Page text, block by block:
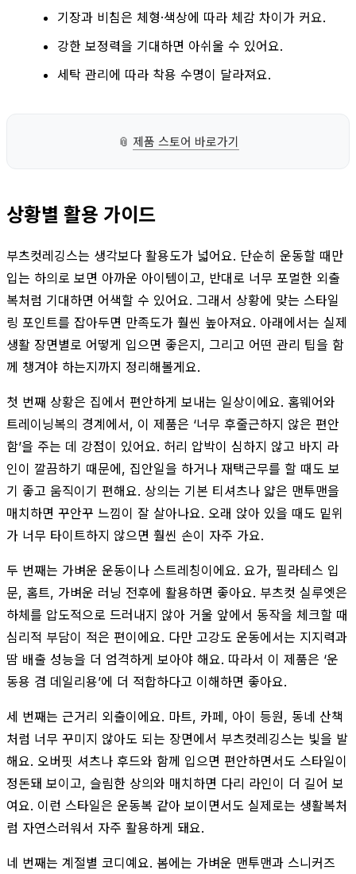
기장과 비침은 체형·색상에 따라 체감 차이가 커요.
강한 보정력을 기대하면 아쉬울 수 있어요.
세탁 관리에 따라 착용 수명이 달라져요.
📎 제품 스토어 바로가기
상황별 활용 가이드
부츠컷레깅스는 생각보다 활용도가 넓어요. 단순히 운동할 때만
입는 하의로 보면 아까운 아이템이고, 반대로 너무 포멀한 외출
복처럼 기대하면 어색할 수 있어요. 그래서 상황에 맞는 스타일
링 포인트를 잡아두면 만족도가 훨씬 높아져요. 아래에서는 실제
생활 장면별로 어떻게 입으면 좋은지, 그리고 어떤 관리 팁을 함
께 챙겨야 하는지까지 정리해볼게요.
첫 번째 상황은 집에서 편안하게 보내는 일상이에요. 홈웨어와
트레이닝복의 경계에서, 이 제품은 ‘너무 후줄근하지 않은 편안
함’을 주는 데 강점이 있어요. 허리 압박이 심하지 않고 바지 라
인이 깔끔하기 때문에, 집안일을 하거나 재택근무를 할 때도 보
기 좋고 움직이기 편해요. 상의는 기본 티셔츠나 얇은 맨투맨을
매치하면 꾸안꾸 느낌이 잘 살아나요. 오래 앉아 있을 때도 밑위
가 너무 타이트하지 않으면 훨씬 손이 자주 가요.
두 번째는 가벼운 운동이나 스트레칭이에요. 요가, 필라테스 입
문, 홈트, 가벼운 러닝 전후에 활용하면 좋아요. 부츠컷 실루엣은
하체를 압도적으로 드러내지 않아 거울 앞에서 동작을 체크할 때
심리적 부담이 적은 편이에요. 다만 고강도 운동에서는 지지력과
땀 배출 성능을 더 엄격하게 보아야 해요. 따라서 이 제품은 ‘운
동용 겸 데일리용’에 더 적합하다고 이해하면 좋아요.
세 번째는 근거리 외출이에요. 마트, 카페, 아이 등원, 동네 산책
처럼 너무 꾸미지 않아도 되는 장면에서 부츠컷레깅스는 빛을 발
해요. 오버핏 셔츠나 후드와 함께 입으면 편안하면서도 스타일이
정돈돼 보이고, 슬림한 상의와 매치하면 다리 라인이 더 길어 보
여요. 이런 스타일은 운동복 같아 보이면서도 실제로는 생활복처
럼 자연스러워서 자주 활용하게 돼요.
네 번째는 계절별 코디예요. 봄에는 가벼운 맨투맨과 스니커즈